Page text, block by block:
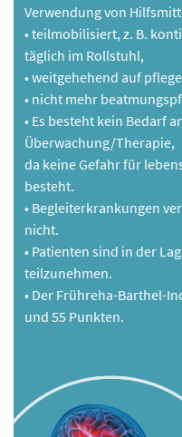
Verwendung von
• teilmobilisiert, z. B.
täglich im Rollstuhl,
• weitgehehend auf
• nicht mehr
• Es besteht kein Bedarf
Überwachung/Therapie,
da keine Gefahr für
besteht.
• Begleiterkrankungen
nicht.
• Patienten sind in der
teilzunehmen.
• Der Frühreha-Barthel-
und 55 Punkten.